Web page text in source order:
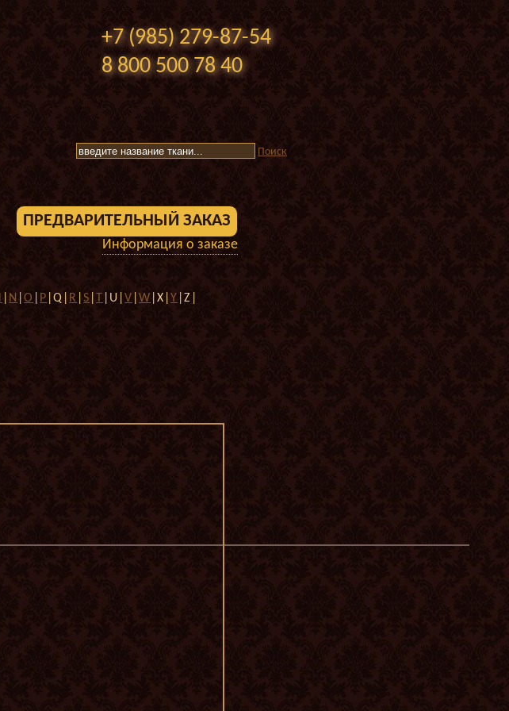
+7 (985) 279-87-54
8 800 500 78 40
Поиск
ПРЕДВАРИТЕЛЬНЫЙ ЗАКАЗ
Информация о заказе
N |O P |Q| R |S |U|V |W |X|Y |Z|